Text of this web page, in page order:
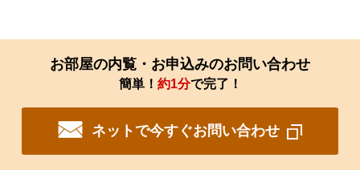
お部屋の内覧・お申込みのお問い合わせ
簡単！ 約1分で完了！
ネットで今すぐお問い合わせ